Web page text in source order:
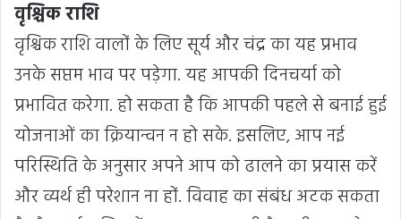
वृश्चिक राशि
वृश्चिक राशि वालों के लिए सूर्य और चंद्र का यह प्रभाव
उनके सप्तम भाव पर पड़ेगा. यह आपकी दिनचर्या को
प्रभावित करेगा. हो सकता है कि आपकी पहले से बनाई हुई
योजनाओं का क्रियान्वन न हो सके. इसलिए, आप नई
परिस्थिति के अनुसार अपने आप को ढालने का प्रयास करें
और व्यर्थ ही परेशान ना हों. विवाह का संबंध अटक सकता